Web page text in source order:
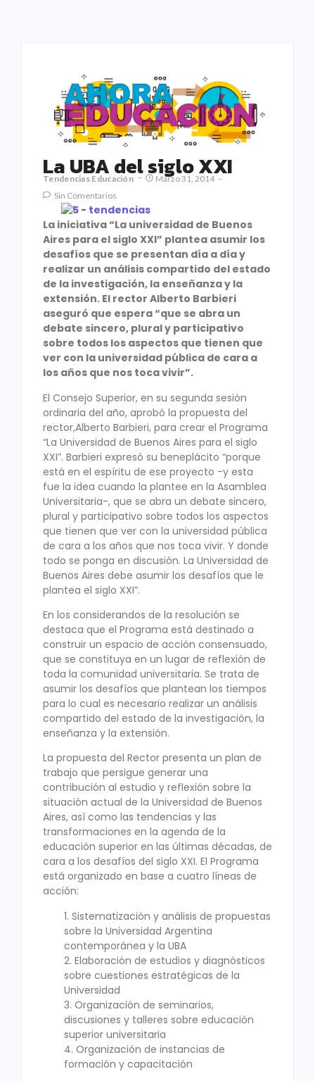
La UBA del siglo XXI
Tendencias Educación
Marzo 31, 2014
Sin Comentarios
La iniciativa “La universidad de Buenos
Aires para el siglo XXI” plantea asumir los
desafíos que se presentan día a día y
realizar un análisis compartido del estado
de la investigación, la enseñanza y la
extensión. El rector Alberto Barbieri
aseguró que espera “que se abra un
debate sincero, plural y participativo
sobre todos los aspectos que tienen que
ver con la universidad pública de cara a
los años que nos toca vivir”.
El Consejo Superior, en su segunda sesión
ordinaria del año, aprobó la propuesta del
rector,Alberto Barbieri, para crear el Programa
“La Universidad de Buenos Aires para el siglo
XXI”. Barbieri expresó su beneplácito “porque
está en el espíritu de ese proyecto -y esta
fue la idea cuando la plantee en la Asamblea
Universitaria-, que se abra un debate sincero,
plural y participativo sobre todos los aspectos
que tienen que ver con la universidad pública
de cara a los años que nos toca vivir. Y donde
todo se ponga en discusión. La Universidad de
Buenos Aires debe asumir los desafíos que le
plantea el siglo XXI”.
En los considerandos de la resolución se
destaca que el Programa está destinado a
construir un espacio de acción consensuado,
que se constituya en un lugar de reflexión de
toda la comunidad universitaria. Se trata de
asumir los desafíos que plantean los tiempos
para lo cual es necesario realizar un análisis
compartido del estado de la investigación, la
enseñanza y la extensión.
La propuesta del Rector presenta un plan de
trabajo que persigue generar una
contribución al estudio y reflexión sobre la
situación actual de la Universidad de Buenos
Aires, así como las tendencias y las
transformaciones en la agenda de la
educación superior en las últimas décadas, de
cara a los desafíos del siglo XXI. El Programa
está organizado en base a cuatro líneas de
acción:
1. Sistematización y análisis de propuestas
sobre la Universidad Argentina
contemporánea y la UBA
2. Elaboración de estudios y diagnósticos
sobre cuestiones estratégicas de la
Universidad
3. Organización de seminarios,
discusiones y talleres sobre educación
superior universitaria
4. Organización de instancias de
formación y capacitación